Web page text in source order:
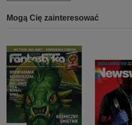
Mogą Cię zainteresować